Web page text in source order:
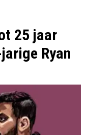
25 jaar
Ryan